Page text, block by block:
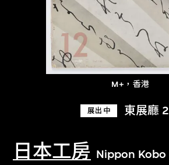
M+，香港
展出中 東展廳
日本工房 Nippon Kobo
探索世界頂級的二十及二十
文化藏品。